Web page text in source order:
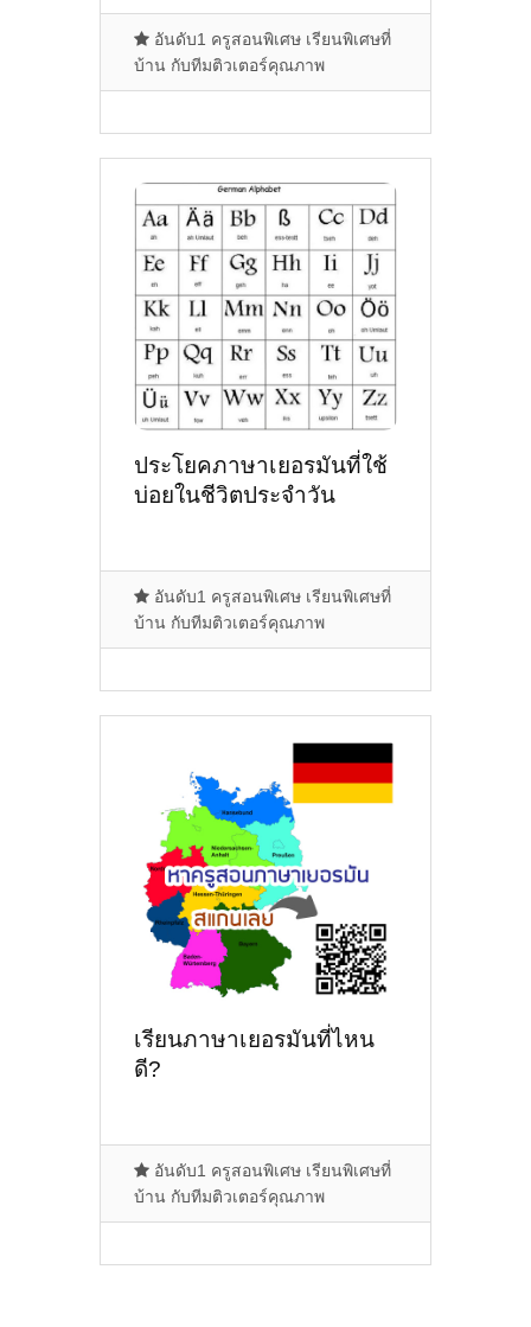
อันดับ1 ครูสอนพิเศษ เรียนพิเศษที่
บ้าน กับทีมติวเตอร์คุณภาพ
ประโยคภาษาเยอรมันที่ใช้
บ่อยในชีวิตประจำวัน
อันดับ1 ครูสอนพิเศษ เรียนพิเศษที่
บ้าน กับทีมติวเตอร์คุณภาพ
เรียนภาษาเยอรมันที่ไหน
ดี?
อันดับ1 ครูสอนพิเศษ เรียนพิเศษที่
บ้าน กับทีมติวเตอร์คุณภาพ